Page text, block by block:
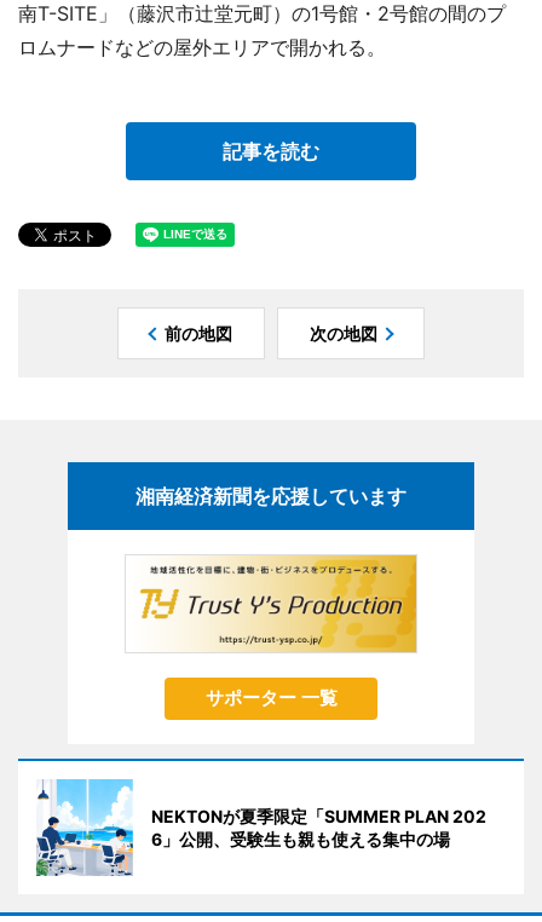
南T-SITE」（藤沢市辻堂元町）の1号館・2号館の間のプ
ロムナードなどの屋外エリアで開かれる。
記事を読む
前の地図 次の地図
湘南経済新聞を応援しています
サポーター 一覧
NEKTONが夏季限定「SUMMER PLAN 202
6」公開、受験生も親も使える集中の場